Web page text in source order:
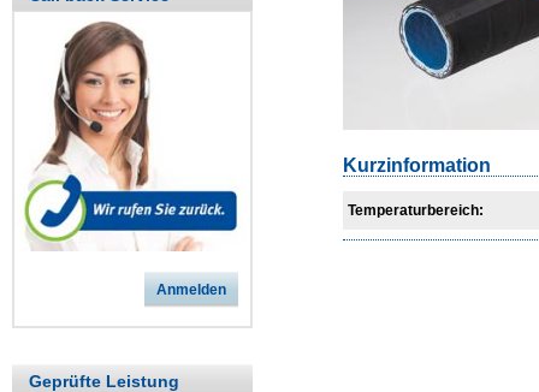
Kurzinformation
Temperaturbereich:
Anmelden
Geprüfte Leistung